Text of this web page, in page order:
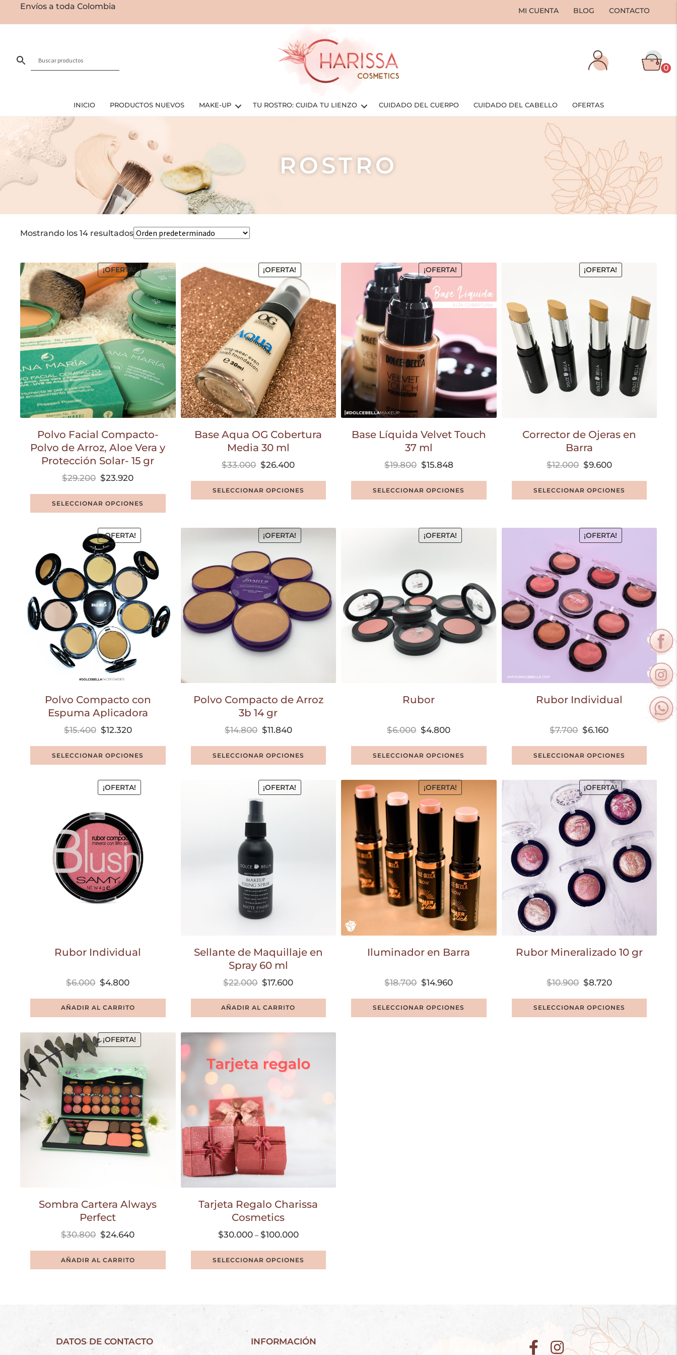
Envíos a toda Colombia MI CUENTA BLOG CONTACTO
0
INICIO PRODUCTOS NUEVOS MAKE-UP TU ROSTRO: CUIDA TU LIENZO CUIDADO DEL CUERPO CUIDADO DEL CABELLO OFERTAS
ROSTRO
Mostrando los 14 resultados
¡OFERTA!
Polvo Facial Compacto-
Polvo de Arroz, Aloe Vera y
Protección Solar- 15 gr
$29.200 $23.920
SELECCIONAR OPCIONES
¡OFERTA!
Base Aqua OG Cobertura
Media 30 ml
$33.000 $26.400
SELECCIONAR OPCIONES
¡OFERTA!
Base Líquida Velvet Touch
37 ml
$19.800 $15.848
SELECCIONAR OPCIONES
¡OFERTA!
Corrector de Ojeras en
Barra
$12.000 $9.600
SELECCIONAR OPCIONES
¡OFERTA!
Polvo Compacto con
Espuma Aplicadora
$15.400 $12.320
SELECCIONAR OPCIONES
¡OFERTA!
Polvo Compacto de Arroz
3b 14 gr
$14.800 $11.840
SELECCIONAR OPCIONES
¡OFERTA!
Rubor
$6.000 $4.800
SELECCIONAR OPCIONES
¡OFERTA!
Rubor Individual
$7.700 $6.160
SELECCIONAR OPCIONES
¡OFERTA!
Rubor Individual
$6.000 $4.800
AÑADIR AL CARRITO
¡OFERTA!
Sellante de Maquillaje en
Spray 60 ml
$22.000 $17.600
AÑADIR AL CARRITO
¡OFERTA!
Iluminador en Barra
$18.700 $14.960
SELECCIONAR OPCIONES
¡OFERTA!
Rubor Mineralizado 10 gr
$10.900 $8.720
SELECCIONAR OPCIONES
¡OFERTA!
Sombra Cartera Always
Perfect
$30.800 $24.640
AÑADIR AL CARRITO
Tarjeta Regalo Charissa
Cosmetics
$30.000– $100.000
SELECCIONAR OPCIONES
DATOS DE CONTACTO INFORMACIÓN